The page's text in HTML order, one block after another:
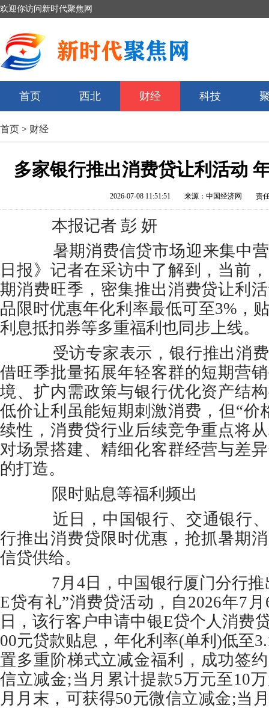
欢迎你访问新时代聚焦网
首页 西北 财经 科技
首页 > 财经
多家银行推出消费贷让利活动
2026-07-08 11:51:51 来源：中国经济网 责
本报记者 彭 妍
暑期消费信贷市场迎来集中营
日报》记者在采访中了解到，当前
期消费旺季，密集推出消费贷让利
品限时优惠年化利率最低可至3%，
利息抵扣券等多重福利也同步上线。
受访专家表示，银行推出消费
借旺季批量拓展年轻客群的短期营
境、扩内需政策与银行优化资产结
低价让利虽能短期刺激消费，但“价
续性，消费贷行业后续竞争重点将
对场景搭建、精细化客群经营与差
的打造。
限时贴息等福利频出
近日，中国银行、交通银行、
行推出消费贷限时优惠，抢抓暑期
信贷供给。
7月4日，中国银行厦门分行推
E贷有礼”消费贷活动，自2026年7
日，该行客户申请中银E贷个人消费
00元贷款贴息，年化利率(单利)低至
置多重阶梯式立减金福利，成功签
信立减金;当月累计提款5万元至10
月月末，可获得50元微信立减金;当